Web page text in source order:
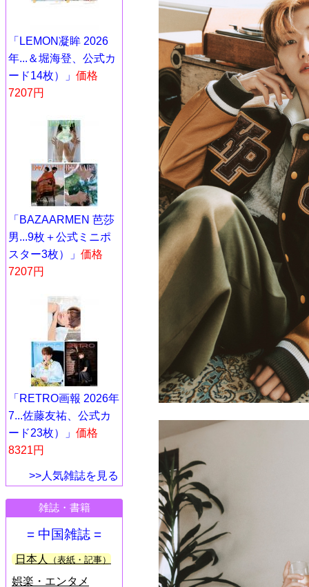
「LEMON凝眸 2026
年...＆堀海登、公式カ
ード14枚）」 価格
7207円
「BAZAARMEN 芭莎
男...9枚＋公式ミニポ
スター3枚）」 価格
7207円
「RETRO画報 2026年
7...佐藤友祐、公式カ
ード23枚）」 価格
8321円
>>人気雑誌を見る
雑誌・書籍
= 中国雑誌 =
日本人 （表紙・記事）
娯楽・エンタメ